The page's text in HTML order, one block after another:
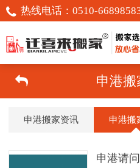
热线电话： 0510-
申港搬
申港搬家资讯 申港搬
申港请